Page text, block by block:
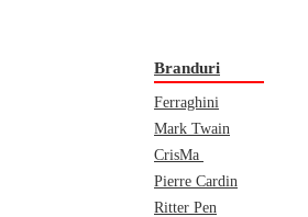
Branduri
Ferraghini
Mark Twain
CrisMa
Pierre Cardin
Ritter Pen